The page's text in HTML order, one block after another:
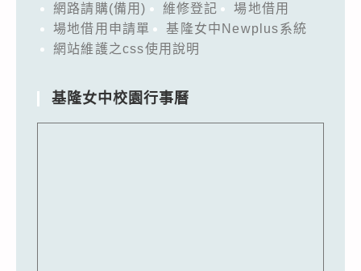
網路請購(備用)
維修登記
場地借用
場地借用申請單
基隆女中Newplus系統
網站維護之css使用說明
基隆女中校園行事曆